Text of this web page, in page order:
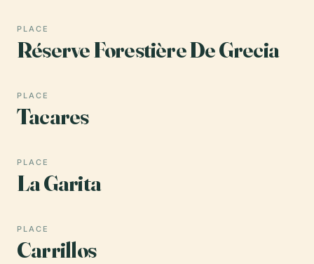
PLACE
Réserve Forestière De Grecia
PLACE
Tacares
PLACE
La Garita
PLACE
Carrillos